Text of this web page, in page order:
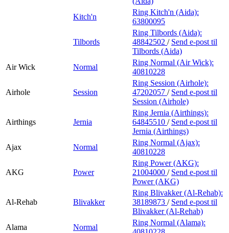
Kitch'n
Ring Kitch'n (Aida):
63800095
Tilbords
Ring Tilbords (Aida):
48842502 / Send e-post til
Tilbords (Aida)
Air Wick
Normal
Ring Normal (Air Wick):
40810228
Airhole Session
Ring Session (Airhole):
47202057 / Send e-post til
Session (Airhole)
Airthings Jernia
Ring Jernia (Airthings):
64845510 / Send e-post til
Jernia (Airthings)
Ajax
Normal
Ring Normal (Ajax):
40810228
AKG Power
Ring Power (AKG):
21004000 / Send e-post til
Power (AKG)
Al-Rehab Blivakker
Ring Blivakker (Al-Rehab):
38189873 / Send e-post til
Blivakker (Al-Rehab)
Alama
Normal
Ring Normal (Alama):